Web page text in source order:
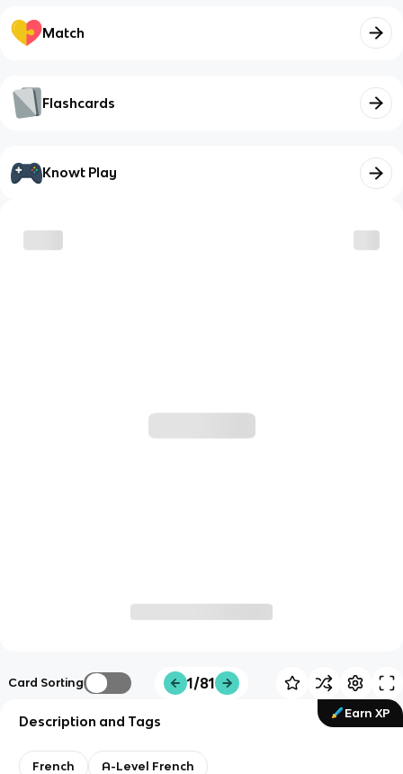
Match
Flashcards
Knowt Play
Card Sorting 1/81
Earn XP
Description and Tags
French A-Level French